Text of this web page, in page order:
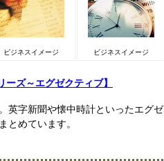
ビジネスイメージ ビジネスイメージ
ズ～エグゼクティブ】
英字新聞や懐中時計といったエグゼ
とめています。